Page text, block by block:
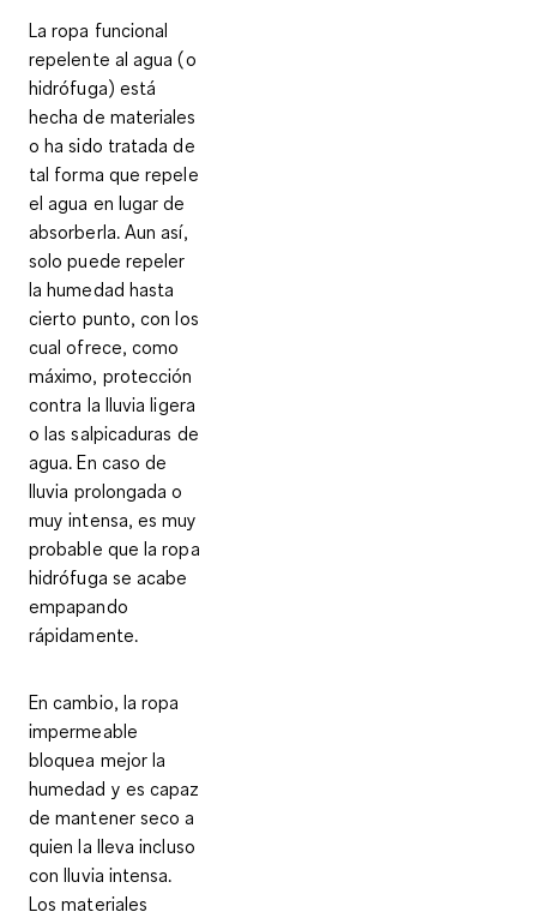
Laropa funcional
repelente al agua (o
hidrófuga) está
hecha de materiales
o ha sido tratada de
tal forma querepele
el agua en lugar de
absorberla. Aun así,
solo puede repeler
la humedad hasta
cierto punto, con los
cual ofrece, como
máximo, protección
contra la lluvia ligera
o las salpicaduras de
agua. En caso de
lluvia prolongada o
muy intensa, es muy
probable que la ropa
hidrófuga se acabe
empapando
rápidamente.
En cambio, laropa
impermeable
bloquea mejor la
humedad y es capaz
demantener seco a
quien la lleva incluso
con lluvia intensa.
Los materiales